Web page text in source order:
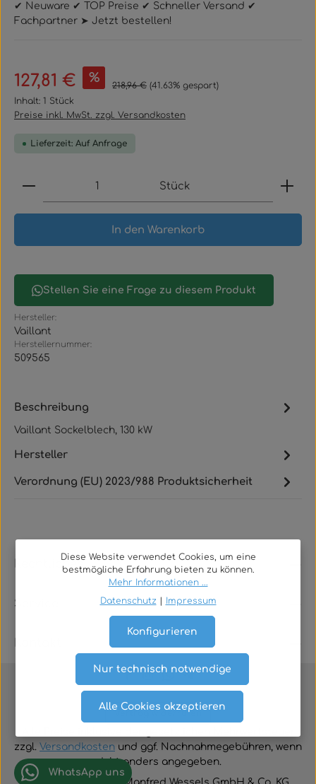
✔ Neuware ✔ TOP Preise ✔ Schneller Versand ✔
Fachpartner ➤ Jetzt bestellen!
Verkaufspreis:
127,81 € % Regulärer Preis:
218,96 € (41.63% gespart)
Inhalt: 1 Stück
Preise inkl. MwSt. zzgl. Versandkosten
Lieferzeit: Auf Anfrage
Produkt Anzahl: Gib den gewünschten Wert
Stück
In den Warenkorb
Stellen Sie eine Frage zu diesem Produkt
Hersteller:
Vaillant
Herstellernummer:
509565
Beschreibung
Vaillant Sockelblech, 130 kW
Hersteller
Verordnung (EU) 2023/988 Produktsicherheit
Rechtliches
Service
Vertrag widerrufen
zzgl. Versandkosten und ggf. Nachnahmegebühren, wenn
nicht anders angegeben.
WhatsApp uns
Diese Website verwendet Cookies, um eine
bestmögliche Erfahrung bieten zu können.
Mehr Informationen ...
Datenschutz
Impressum
Nur technisch notwendige
Konfigurieren
Alle Cookies akzeptieren